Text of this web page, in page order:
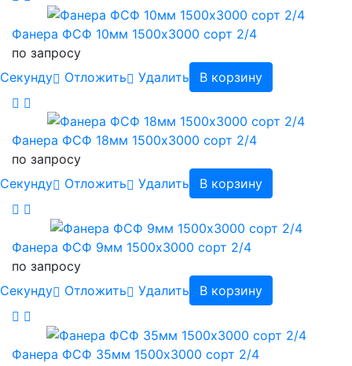
Фанера ФСФ 10мм 1500х3000 сорт 2/4
по запросу
Cекунду
Отложить Удалить В корзину
Фанера ФСФ 18мм 1500х3000 сорт 2/4
по запросу
Cекунду
Отложить Удалить В корзину
Фанера ФСФ 9мм 1500х3000 сорт 2/4
по запросу
Cекунду
Отложить Удалить В корзину
Фанера ФСФ 35мм 1500х3000 сорт 2/4